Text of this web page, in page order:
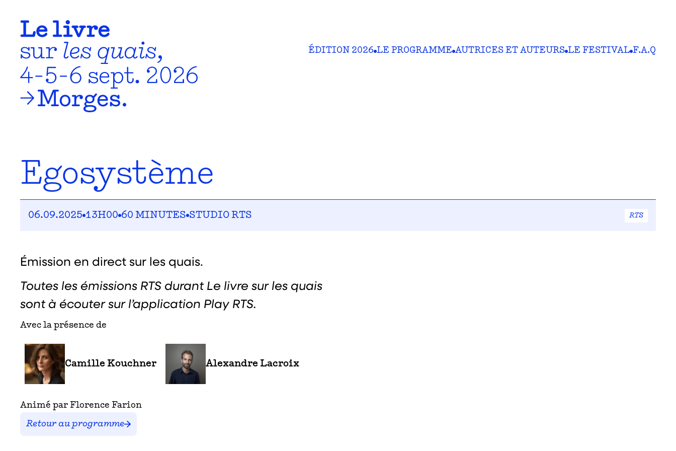
ÉDITION 2026 LE PROGRAMME AUTRICES ET AUTEURS LE FESTIVAL F.A.Q
Egosystème
06.09.2025 13H00 60 MINUTES STUDIO RTS RTS
Émission en direct sur les quais.
Toutes les émissions RTS durant Le livre sur les quais
sont à écouter sur l’application Play RTS.
Avec la présence de
Camille Kouchner Alexandre Lacroix
Animé par Florence Farion
Retour au programme